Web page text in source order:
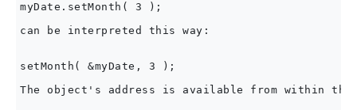
myDate.setMonth( 3 );
can be interpreted this way:
setMonth( &myDate, 3 );
The object's address is available from within